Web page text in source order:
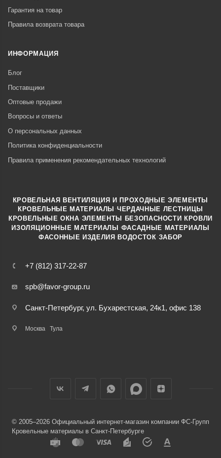
Гарантия на товар
Правила возврата товара
ИНФОРМАЦИЯ
Блог
Поставщики
Оптовые продажи
Вопросы и ответы
О персональных данных
Политика конфиденциальности
Правила применения рекомендательных технологий
+7 (812) 317-22-87
spb@favor-group.ru
Санкт-Петербург, ул. Бухарестская, 24к1, офис 138
Москва Тула
КРОВЕЛЬНАЯ ВЕНТИЛЯЦИЯ И ПРОХОДНЫЕ ЭЛЕМЕНТЫ
КРОВЕЛЬНЫЕ МАТЕРИАЛЫ ·ЧЕРДАЧНЫЕ ЛЕСТНИЦЫ
КРОВЕЛЬНЫЕ ОКНА ·ЭЛЕМЕНТЫ БЕЗОПАСНОСТИ КРОВЛИ
ИЗОЛЯЦИОННЫЕ МАТЕРИАЛЫ ·ФАСАДНЫЕ МАТЕРИАЛЫ
ФАСОННЫЕ ИЗДЕЛИЯ·ВОДОСТОК ·ЗАБОР
© 2005–2026 Официальный интернет-магазин компании ФС-Групп
Кровельные материалы в Санкт-Петербурге